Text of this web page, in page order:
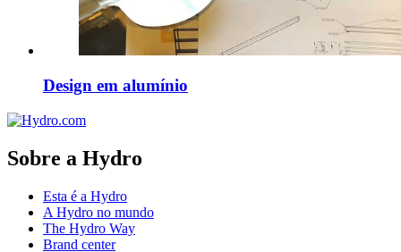
Design em alumínio
Sobre a Hydro
Esta é a Hydro
A Hydro no mundo
The Hydro Way
Brand center